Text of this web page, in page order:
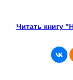
Читать книгу